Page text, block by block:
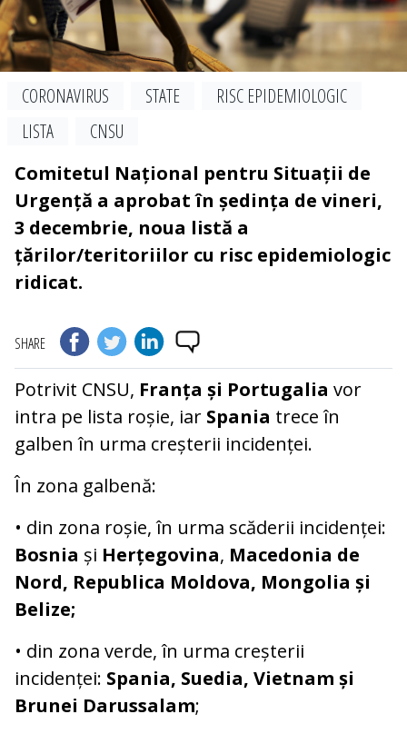
CORONAVIRUS STATE
RISC EPIDEMIOLOGIC
LISTA
CNSU
Comitetul Național pentru Situații de
Urgență a aprobat în ședința de vineri,
3 decembrie, noua listă a
țărilor/teritoriilor cu risc epidemiologic
ridicat.
SHARE
Potrivit CNSU, Franța și Portugalia vor
intra pe lista roșie, iar Spania trece în
galben în urma creșterii incidenței.
În zona galbenă:
• din zona roșie, în urma scăderii incidenței:
Bosnia și Herțegovina, Macedonia de
Nord, Republica Moldova, Mongolia și
Belize;
• din zona verde, în urma creșterii
incidenței: Spania, Suedia, Vietnam și
Brunei Darussalam;